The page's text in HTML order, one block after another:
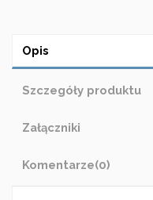
Opis
Szczegóły produktu
Załączniki
Komentarze(0)